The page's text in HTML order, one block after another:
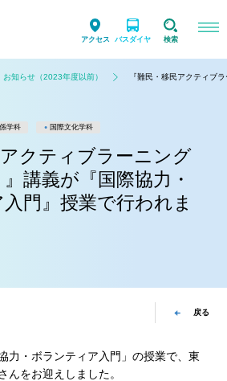
アクセス バスダイヤ 検索
お知らせ（2023年度以前） 『難民・移民アクティブ
学科 国際文化学科
アクティブラーニング
講義が『国際協力・
門』授業で行われま
戻る
力・ボランティア入門」の授業で、東
んをお迎えしました。